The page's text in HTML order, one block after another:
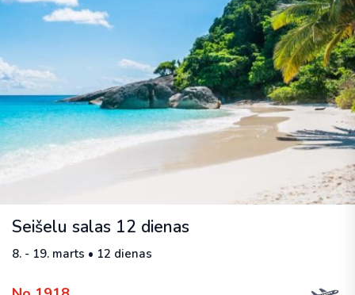
Seišelu salas 12 dienas
8. - 19. marts • 12 dienas